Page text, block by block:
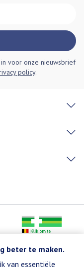
beter te maken.
van essentiële
voor onze nieuwsbrief
policy.